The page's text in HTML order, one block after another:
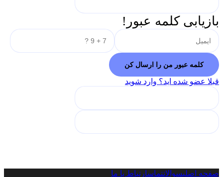
بازیابی کلمه عبور!
قبلا عضو شده اید؟ وارد شوید
صفحه اصلیسوالاتتماسارتباط با ما